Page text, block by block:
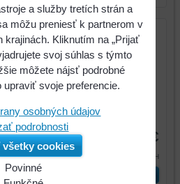
panel, rovný,
ochranný panel, rovný,
140.2323
34,93 €
s DPH
ks
a služby tretích strán a
môžu preniesť k partnerom v
krajinách. Kliknutím na „Prijať
svoj súhlas s týmto
môžete nájsť podrobné
upraviť svoje preferencie.
osobných údajov
podrobnosti
cookies
Povinné